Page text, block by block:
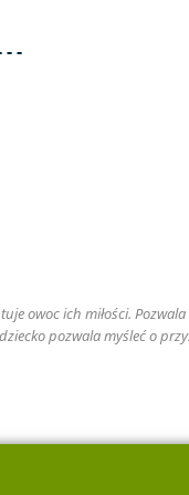
- -
owoc ich miłości.
pozwala myśleć o